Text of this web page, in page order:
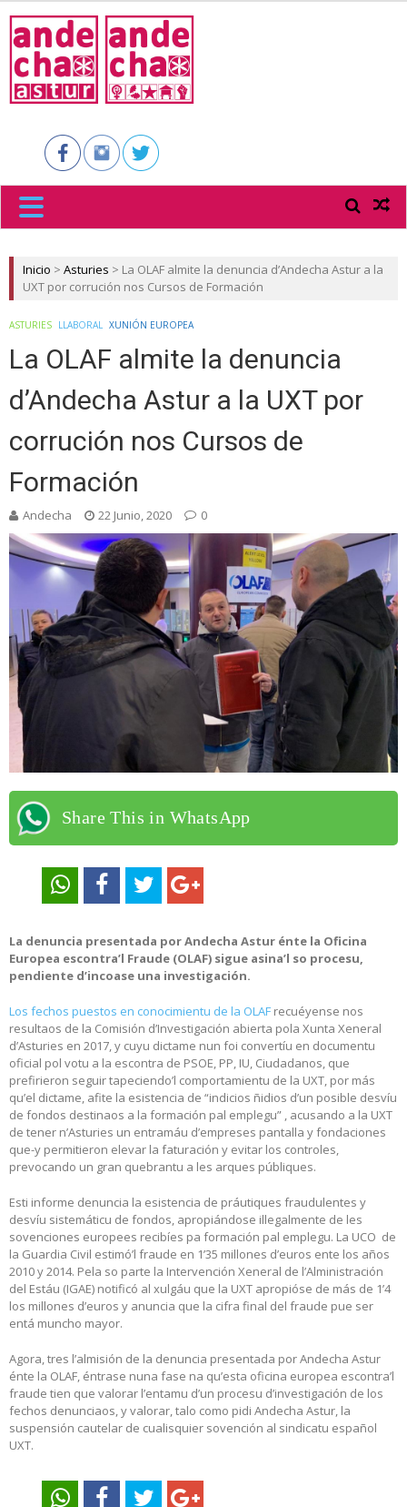
ASTUR
Inicio > Asturies > La OLAF almite la denuncia d’Andecha Astur a la
UXT por corrución nos Cursos de Formación
ASTURIES LLABORAL XUNIÓN EUROPEA
La OLAF almite la denuncia
d’Andecha Astur a la UXT por
corrución nos Cursos de
Formación
Andecha 22 Junio, 2020 0
Share This in WhatsApp
La denuncia presentada por Andecha Astur énte la Oficina
Europea escontra’l Fraude (OLAF) sigue asina’l so procesu,
pendiente d’incoase una investigación.
Los fechos puestos en conocimientu de la OLAF recuéyense nos
resultaos de la Comisión d’Investigación abierta pola Xunta Xeneral
d’Asturies en 2017, y cuyu dictame nun foi convertíu en documentu
oficial pol votu a la escontra de PSOE, PP, IU, Ciudadanos, que
prefirieron seguir tapeciendo’l comportamientu de la UXT, por más
qu’el dictame, afite la esistencia de “indicios ñidios d’un posible desvíu
de fondos destinaos a la formación pal emplegu” , acusando a la UXT
de tener n’Asturies un entramáu d’empreses pantalla y fondaciones
que-y permitieron elevar la faturación y evitar los controles,
prevocando un gran quebrantu a les arques públiques.
Esti informe denuncia la esistencia de práutiques fraudulentes y
desvíu sistemáticu de fondos, apropiándose illegalmente de les
sovenciones europees recibíes pa formación pal emplegu. La UCO de
la Guardia Civil estimó’l fraude en 1’35 millones d’euros ente los años
2010 y 2014. Pela so parte la Intervención Xeneral de l’Alministración
del Estáu (IGAE) notificó al xulgáu que la UXT apropióse de más de 1’4
los millones d’euros y anuncia que la cifra final del fraude pue ser
entá muncho mayor.
Agora, tres l’almisión de la denuncia presentada por Andecha Astur
énte la OLAF, éntrase nuna fase na qu’esta oficina europea escontra’l
fraude tien que valorar l’entamu d’un procesu d’investigación de los
fechos denunciaos, y valorar, talo como pidi Andecha Astur, la
suspensión cautelar de cualisquier sovención al sindicatu español
UXT.